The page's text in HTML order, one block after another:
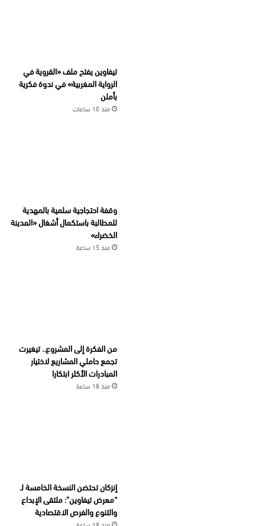
تيفاوين يفتح ملف «القروية في
الرواية المغربية» في ندوة فكرية
بأملن
منذ 10 ساعات
وقفة احتجاجية سلمية بالمهدية
للمطالبة باستكمال أشغال «المدينة
الخضراء»
منذ 15 ساعة
من الفكرة إلى المشروع.. تيغيرت
تجمع حاملي المشاريع لاختيار
المبادرات الأكثر ابتكارا
منذ 18 ساعة
إنزكان تحتضن النسخة الخامسة لـ
“معرض تيفاوين”: ملتقى الإبداع
والتنوع والفرص الاقتصادية